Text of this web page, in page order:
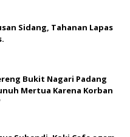
Sidang, Tahanan Lapas
Bukit Nagari Padang
Mertua Karena Korban